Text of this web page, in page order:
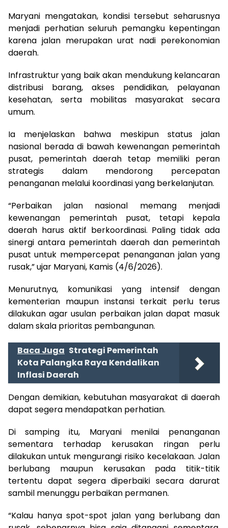
Maryani mengatakan, kondisi tersebut seharusnya
menjadi perhatian seluruh pemangku kepentingan
karena jalan merupakan urat nadi perekonomian
daerah.
Infrastruktur yang baik akan mendukung kelancaran
distribusi barang, akses pendidikan, pelayanan
kesehatan, serta mobilitas masyarakat secara
umum.
Ia menjelaskan bahwa meskipun status jalan
nasional berada di bawah kewenangan pemerintah
pusat, pemerintah daerah tetap memiliki peran
strategis dalam mendorong percepatan
penanganan melalui koordinasi yang berkelanjutan.
“Perbaikan jalan nasional memang menjadi
kewenangan pemerintah pusat, tetapi kepala
daerah harus aktif berkoordinasi. Paling tidak ada
sinergi antara pemerintah daerah dan pemerintah
pusat untuk mempercepat penanganan jalan yang
rusak,” ujar Maryani, Kamis (4/6/2026).
Menurutnya, komunikasi yang intensif dengan
kementerian maupun instansi terkait perlu terus
dilakukan agar usulan perbaikan jalan dapat masuk
dalam skala prioritas pembangunan.
Baca Juga Strategi Pemerintah
Kota Palangka Raya Kendalikan
Inflasi Daerah
Dengan demikian, kebutuhan masyarakat di daerah
dapat segera mendapatkan perhatian.
Di samping itu, Maryani menilai penanganan
sementara terhadap kerusakan ringan perlu
dilakukan untuk mengurangi risiko kecelakaan. Jalan
berlubang maupun kerusakan pada titik-titik
tertentu dapat segera diperbaiki secara darurat
sambil menunggu perbaikan permanen.
“Kalau hanya spot-spot jalan yang berlubang dan